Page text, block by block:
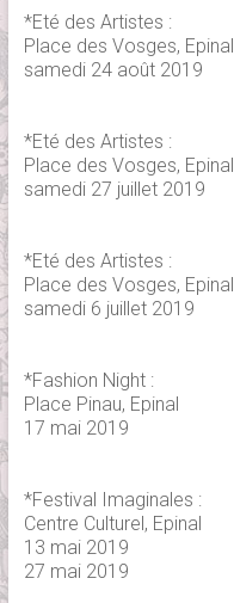
*Eté des Artistes :
Place des Vosges, Epinal
samedi 24 août 2019
*Eté des Artistes :
Place des Vosges, Epinal
samedi 27 juillet 2019
*Eté des Artistes :
Place des Vosges, Epinal
samedi 6 juillet 2019
*Fashion Night :
Place Pinau, Epinal
17 mai 2019
*Festival Imaginales :
Centre Culturel, Epinal
13 mai 2019
27 mai 2019